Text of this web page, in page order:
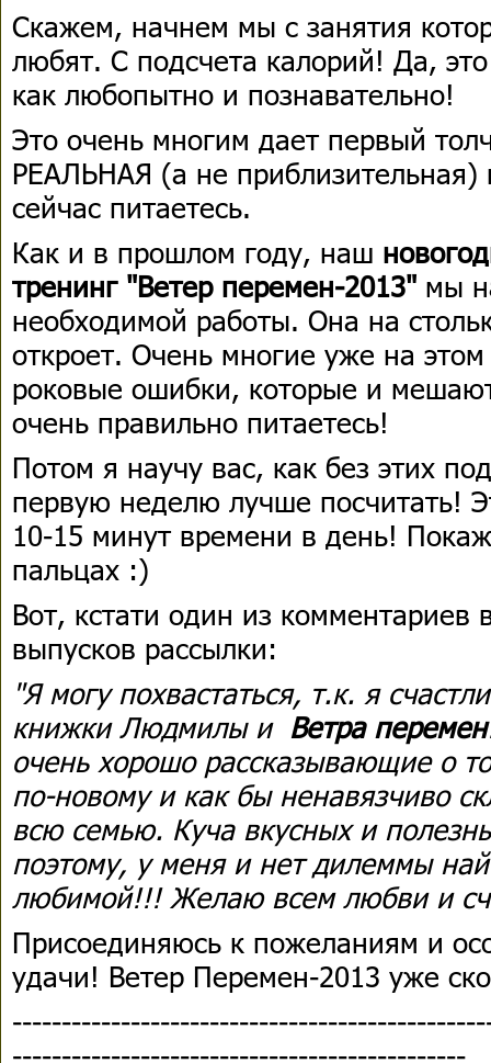
Скажем, начнем мы с занятия
любят. С подсчета калорий! Да,
как любопытно и познавательно!
Это очень многим дает первый
РЕАЛЬНАЯ (а не приблизительная)
сейчас питаетесь.
Как и в прошлом году, наш
тренинг "Ветер перемен-2013" мы
необходимой работы. Она на
откроет. Очень многие уже на
роковые ошибки, которые и
очень правильно питаетесь!
Потом я научу вас, как без этих
первую неделю лучше посчитать!
10-15 минут времени в день!
пальцах :)
Вот, кстати один из комментариев
выпусков рассылки:
"Я могу похвастаться, т.к. я
книжки Людмилы и Ветра перемен
очень хорошо рассказывающие о
по-новому и как бы ненавязчиво
всю семью. Куча вкусных и
поэтому, у меня и нет дилеммы
любимой!!! Желаю всем любви и
Присоединяюсь к пожеланиям и
удачи! Ветер Перемен-2013 уже
----------------------------------------------